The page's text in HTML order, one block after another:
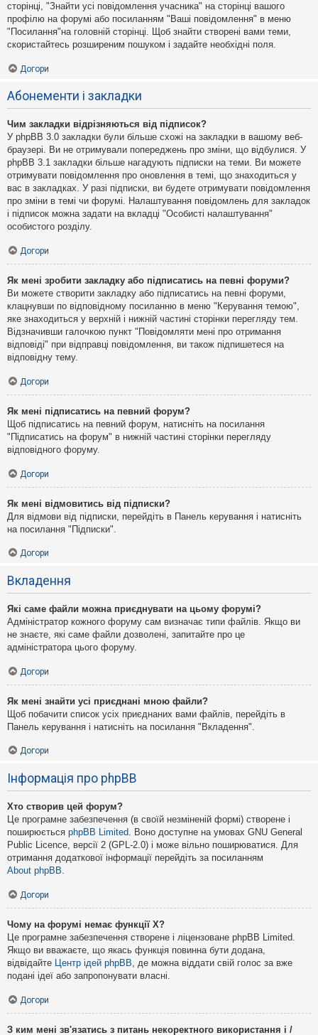
сторінці, "Знайти усі повідомлення учасника" на сторінці вашого
профілю на форумі або посиланням "Ваші повідомлення" в меню
"Посилання"на головній сторінці. Щоб знайти створені вами теми,
скористайтесь розширеним пошуком і задайте необхідні поля.
Догори
Абонементи і закладки
Чим закладки відрізняються від підписок?
У phpBB 3.0 закладки були більше схожі на закладки в вашому веб-
браузері. Ви не отримували попереджень про зміни, що відбулися. У
phpBB 3.1 закладки більше нагадують підписки на теми. Ви можете
отримувати повідомлення про оновлення в темі, що знаходиться у
вас в закладках. У разі підписки, ви будете отримувати повідомлення
про зміни в темі чи форумі. Налаштування повідомлень для закладок
і підписок можна задати на вкладці "Особисті налаштування"
особистого розділу.
Догори
Як мені зробити закладку або підписатись на певні форуми?
Ви можете створити закладку або підписатись на певні форуми,
клацнувши по відповідному посиланню в меню "Керування темою",
яке знаходиться у верхній і нижній частині сторінки перегляду тем.
Відзначивши галочкою пункт "Повідомляти мені про отримання
відповіді" при відправці повідомлення, ви також підпишетеся на
відповідну тему.
Догори
Як мені підписатись на певний форум?
Щоб підписатись на певний форум, натисніть на посилання
"Підписатись на форум" в нижній частині сторінки перегляду
відповідного форуму.
Догори
Як мені відмовитись від підписки?
Для відмови від підписки, перейдіть в Панель керування і натисніть
на посилання "Підписки".
Догори
Вкладення
Які саме файли можна приєднувати на цьому форумі?
Адміністратор кожного форуму сам визначає типи файлів. Якщо ви
не знаєте, які саме файли дозволені, запитайте про це
адміністратора цього форуму.
Догори
Як мені знайти усі приєднані мною файли?
Щоб побачити список усіх приєднаних вами файлів, перейдіть в
Панель керування і натисніть на посилання "Вкладення".
Догори
Інформація про phpBB
Хто створив цей форум?
Це програмне забезпечення (в своїй незміненій формі) створене і
поширюється phpBB Limited. Воно доступне на умовах GNU General
Public Licence, версії 2 (GPL-2.0) і може вільно поширюватися. Для
отримання додаткової інформації перейдіть за посиланням
About phpBB.
Догори
Чому на форумі немає функції X?
Це програмне забезпечення створене і ліцензоване phpBB Limited.
Якщо ви вважаєте, що якась функція повинна бути додана,
відвідайте Центр ідей phpBB, де можна віддати свій голос за вже
подані ідеї або запропонувати власні.
Догори
З ким мені зв'язатись з питань некоректного використання і /